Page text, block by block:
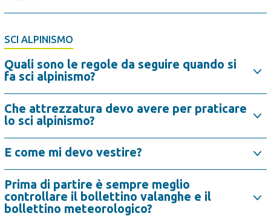
SCI ALPINISMO
Quali sono le regole da seguire quando si
fa sci alpinismo?
Che attrezzatura devo avere per praticare
lo sci alpinismo?
E come mi devo vestire?
Prima di partire è sempre meglio
controllare il bollettino valanghe e il
bollettino meteorologico?